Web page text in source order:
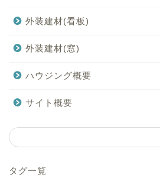
外装建材(看板)
外装建材(窓)
ハウジング概要
サイト概要
タグ一覧